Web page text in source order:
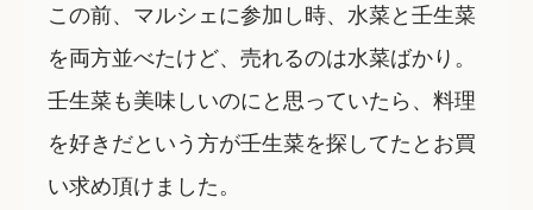
この前、マルシェに参加し時、水菜と壬生菜
を両方並べたけど、売れるのは水菜ばかり。
壬生菜も美味しいのにと思っていたら、料理
を好きだという方が壬生菜を探してたとお買
い求め頂けました。